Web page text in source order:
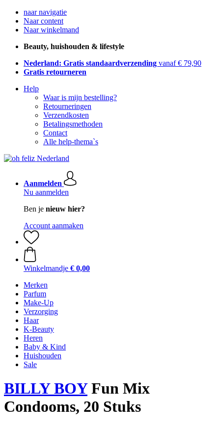
naar navigatie
Naar content
Naar winkelmand
Beauty, huishouden & lifestyle
Nederland: Gratis standaardverzending vanaf € 79,90
Gratis retourneren
Help
Waar is mijn bestelling?
Retourneringen
Verzendkosten
Betalingsmethoden
Contact
Alle help-thema`s
Aanmelden
Nu aanmelden
Ben je nieuw hier?
Account aanmaken
Winkelmandje € 0,00
Merken
Parfum
Make-Up
Verzorging
Haar
K-Beauty
Heren
Baby & Kind
Huishouden
Sale
BILLY BOYFun Mix
Condooms, 20 Stuks